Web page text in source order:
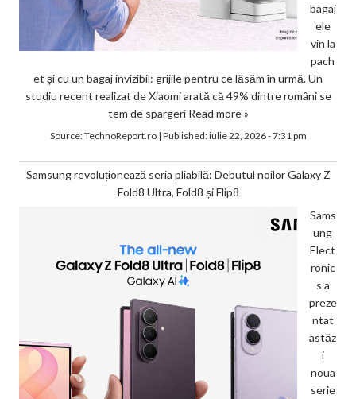
bagaj
ele
vin la
pach
et și cu un bagaj invizibil: grijile pentru ce lăsăm în urmă. Un
studiu recent realizat de Xiaomi arată că 49% dintre români se
tem de spargeri Read more »
Source:TechnoReport.ro| Published:iulie 22, 2026 - 7:31 pm
Samsung revoluționează seria pliabilă: Debutul noilor Galaxy Z
Fold8 Ultra, Fold8 și Flip8
Sams
ung
Elect
ronic
s a
preze
ntat
astăz
i
noua
serie